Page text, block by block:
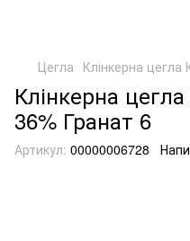
Цегла Клінкерна цегла
Клінкерна
36% Гранат 6
Артикул: 00000006728